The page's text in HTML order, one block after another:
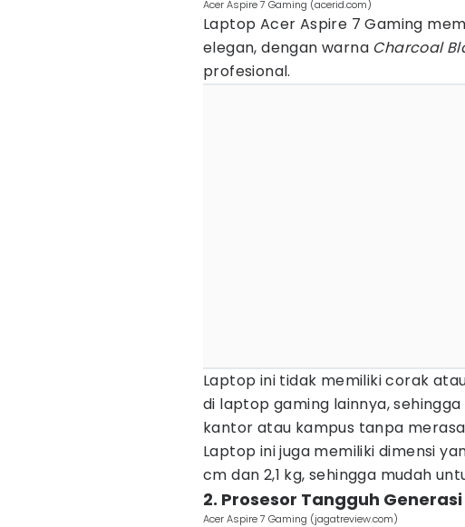
Acer Aspire 7 Gaming (acerid.com)
Laptop Acer Aspire 7 Gaming
elegan, dengan warna Charcoal
profesional.
Laptop ini tidak memiliki corak
di laptop gaming lainnya,
kantor atau kampus tanpa
Laptop ini juga memiliki dimensi
cm dan 2,1 kg, sehingga mudah
2. Prosesor Tangguh
Acer Aspire 7 Gaming (jagatreview.com)